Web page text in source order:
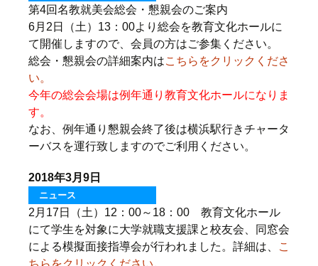
第4回名教就美会総会・懇親会のご案内
6月2日（土）13：00より総会を教育文化ホールに
て開催しますので、会員の方はご参集ください。
総会・懇親会の詳細案内はこちらをクリックくださ
い。
今年の総会会場は例年通り教育文化ホールになりま
す。
なお、例年通り懇親会終了後は横浜駅行きチャータ
ーバスを運行致しますのでご利用ください。
2018年3月9日
ニュース
2月17日（土）12：00～18：00 教育文化ホール
にて学生を対象に大学就職支援課と校友会、同窓会
による模擬面接指導会が行われました。詳細は、
こ
ちらをクリックください。